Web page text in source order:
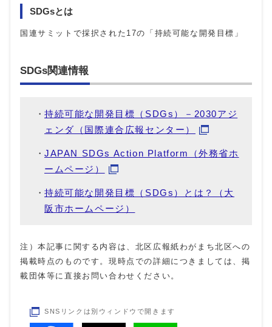
SDGsとは
国連サミットで採択された17の「持続可能な開発目標」
SDGs関連情報
持続可能な開発目標（SDGs）－2030アジ
ェンダ（国際連合広報センター）
JAPAN SDGs Action Platform（外務省ホ
ームページ）
持続可能な開発目標（SDGs）とは？（大
阪市ホームページ）
注）本記事に関する内容は、北区広報紙わがまち北区への
掲載時点のものです。現時点での詳細につきましては、掲
載団体等に直接お問い合わせください。
SNSリンクは別ウィンドウで開きます